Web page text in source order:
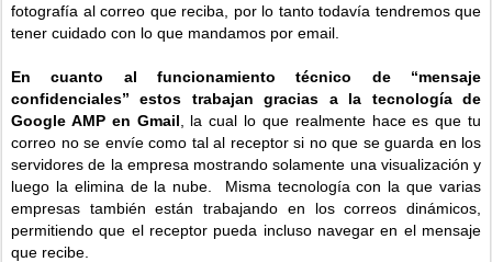
fotografía al correo que reciba, por lo tanto todavía tendremos que
tener cuidado con lo que mandamos por email.
En cuanto al funcionamiento técnico de “mensaje
confidenciales” estos trabajan gracias a la tecnología de
Google AMP en Gmail , la cual lo que realmente hace es que tu
correo no se envíe como tal al receptor si no que se guarda en los
servidores de la empresa mostrando solamente una visualización y
luego la elimina de la nube. Misma tecnología con la que varias
empresas también están trabajando en los correos dinámicos,
permitiendo que el receptor pueda incluso navegar en el mensaje
que recibe.